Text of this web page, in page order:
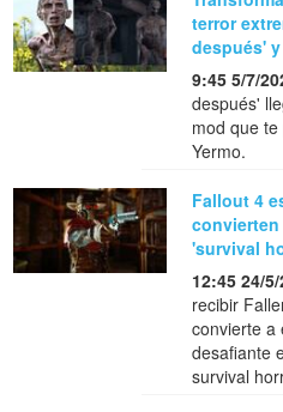
terror
después'
9:45 5/7/
después'
mod que
Yermo.
Fallout 4
'survival
12:45 24/
recibir
convierte a
desafiante
survival